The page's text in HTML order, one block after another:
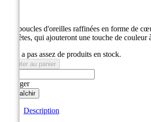
Des boucles d'oreilles raffinées en forme de
discrètes, qui ajouteront une touche de couleur
Il n'y a pas assez de produits en stock.
Ajouter au panier
Partager
Description